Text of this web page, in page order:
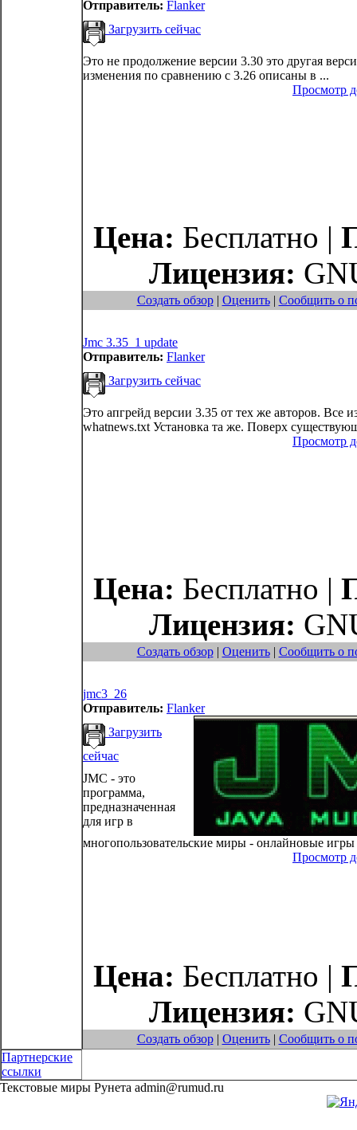
Отправитель: Flanker
Загрузить сейчас
Это не продолжение версии 3.30 это другая
изменения по сравнению с 3.26 описаны в ...
Просмотр
Цена: Бесплатно |
Лицензия:
Создать обзор| Оценить| Сообщить о
Jmc 3.35_1 update
Отправитель: Flanker
Загрузить сейчас
Это апгрейд версии 3.35 от тех же авторов. Все
whatnews.txt Установка та же. Поверх
Просмотр
Цена: Бесплатно |
Лицензия:
Создать обзор| Оценить| Сообщить о
jmc3_26
Отправитель: Flanker
Загрузить
сейчас
JMC - это
программа,
предназначенная
для игр в
многопользовательские миры - онлайновые
Просмотр
Цена: Бесплатно |
Лицензия:
Создать обзор| Оценить| Сообщить о
Партнерские
ссылки
Текстовые миры Рунета admin@rumud.ru